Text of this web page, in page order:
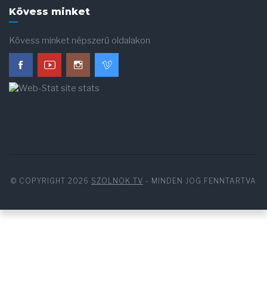
Kövess minket
Kövess minket népszerű oldalakon
© COPYRIGHT 2026 SZOLNOK TV - MINDEN JOG FENNTARTVA